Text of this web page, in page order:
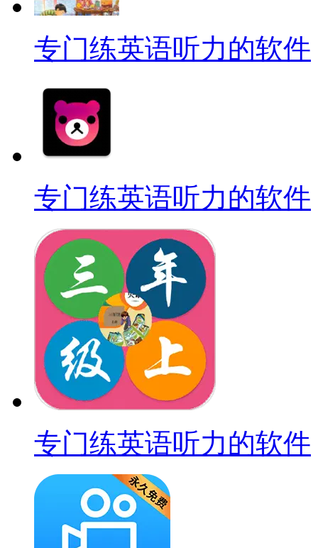
专门练英语听力的软件
专门练英语听力的软件
专门练英语听力的软件